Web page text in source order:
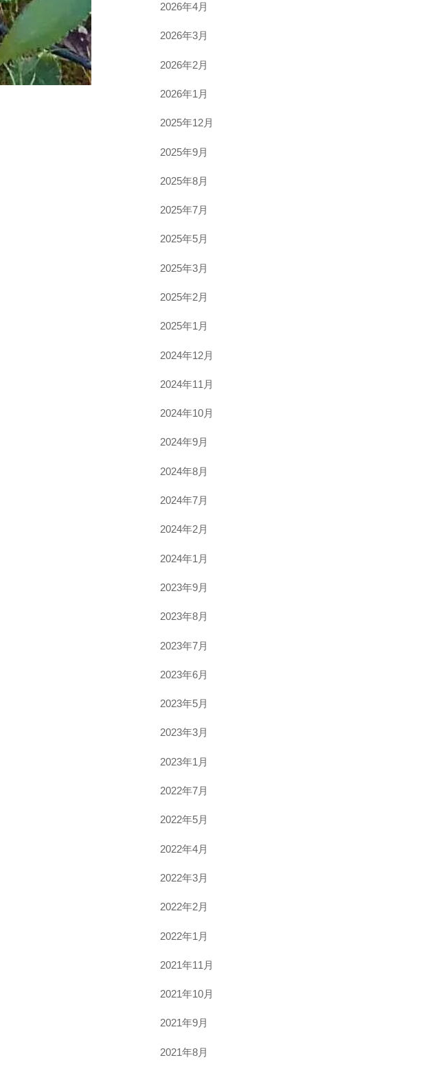
2026年4月
2026年3月
2026年2月
2026年1月
2025年12月
2025年9月
2025年8月
2025年7月
2025年5月
2025年3月
2025年2月
2025年1月
2024年12月
2024年11月
2024年10月
2024年9月
2024年8月
2024年7月
2024年2月
2024年1月
2023年9月
2023年8月
2023年7月
2023年6月
2023年5月
2023年3月
2023年1月
2022年7月
2022年5月
2022年4月
2022年3月
2022年2月
2022年1月
2021年11月
2021年10月
2021年9月
2021年8月